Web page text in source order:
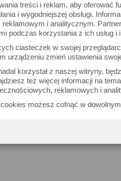
treści i reklam, aby oferować
i wygodniejszej obsługi.
i analitycznym.
podczas korzystania z ich usług i
ciasteczek w swojej
urządzeniu zmień ustawienia
korzystał z naszej witryny,
też więcej informacji na
reklamowych i
możesz cofnąć w
aparatów i 10741
parametry